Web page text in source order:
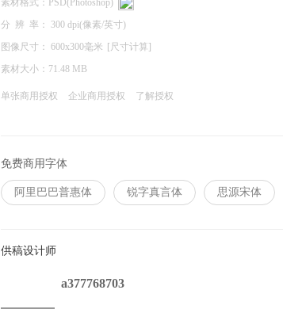
素材格式： PSD(Photoshop)
分 辨 率： 300 dpi(像素/英寸)
图像尺寸： 600x300毫米 [尺寸计算]
素材大小： 71.48 MB
单张商用授权 企业商用授权 了解授权
免费商用字体
阿里巴巴普惠体 锐字真言体 思源宋体
供稿设计师
a377768703